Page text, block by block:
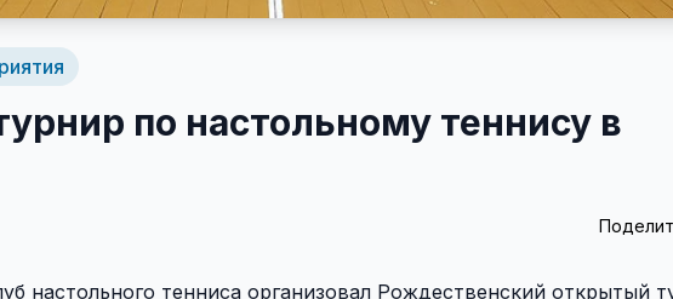
по настольному теннису в
настольного тенниса организовал Рождественский открытый